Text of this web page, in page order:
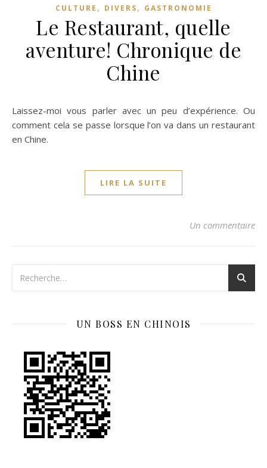
CULTURE , DIVERS, GASTRONOMIE
Le Restaurant, quelle
aventure! Chronique de
Chine
Laissez-moi vous parler avec un peu d’expérience. Ou
comment cela se passe lorsque l’on va dans un restaurant
en Chine.
LIRE LA SUITE
Un commentaire
UN BOSS EN CHINOIS